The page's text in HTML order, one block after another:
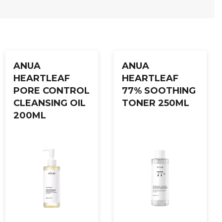
ANUA
HEARTLEAF
PORE CONTROL
CLEANSING OIL
200ML
ANUA
HEARTLEAF
77% SOOTHING
TONER 250ML